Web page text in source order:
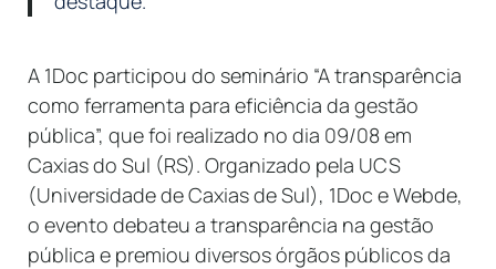
A 1Doc participou do seminário “A transparência
como ferramenta para eficiência da gestão
pública”, que foi realizado no dia 09/08 em
Caxias do Sul (RS). Organizado pela UCS
(Universidade de Caxias de Sul), 1Doc e Webde,
o evento debateu a transparência na gestão
pública e premiou diversos órgãos públicos da